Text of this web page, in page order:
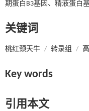
期蛋白B3基因、精液蛋白
关键词
桃红颈天牛 / 转录组 /
Key words
引用本文